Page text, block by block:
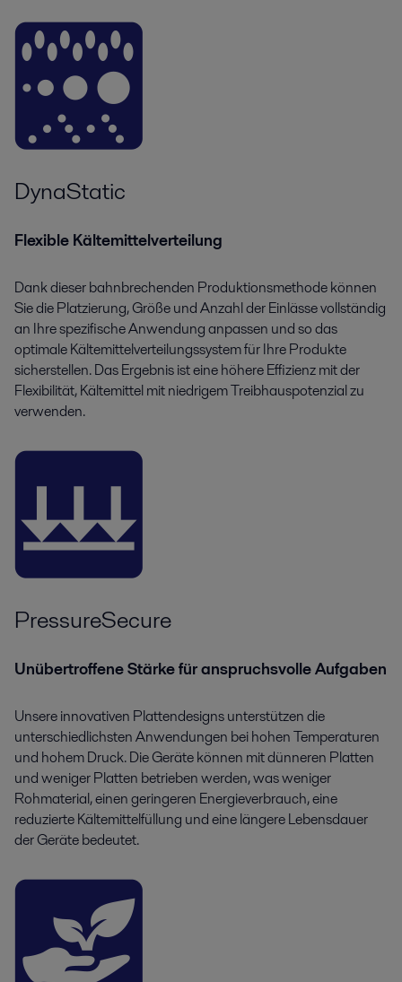
DynaStatic
Flexible Kältemittelverteilung
Dank dieser bahnbrechenden Produktionsmethode können
Sie die Platzierung, Größe und Anzahl der Einlässe vollständig
an Ihre spezifische Anwendung anpassen und so das
optimale Kältemittelverteilungssystem für Ihre Produkte
sicherstellen. Das Ergebnis ist eine höhere Effizienz mit der
Flexibilität, Kältemittel mit niedrigem Treibhauspotenzial zu
verwenden.
PressureSecure
Unübertroffene Stärke für anspruchsvolle Aufgaben
Unsere innovativen Plattendesigns unterstützen die
unterschiedlichsten Anwendungen bei hohen Temperaturen
und hohem Druck. Die Geräte können mit dünneren Platten
und weniger Platten betrieben werden, was weniger
Rohmaterial, einen geringeren Energieverbrauch, eine
reduzierte Kältemittelfüllung und eine längere Lebensdauer
der Geräte bedeutet.